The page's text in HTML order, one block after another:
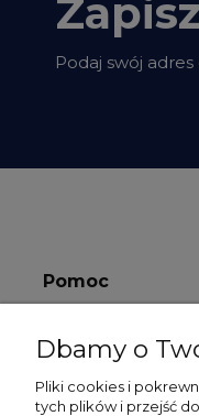
Podaj swój
Pomoc
Dbamy o
Pliki cookies i
tych plików i przejść